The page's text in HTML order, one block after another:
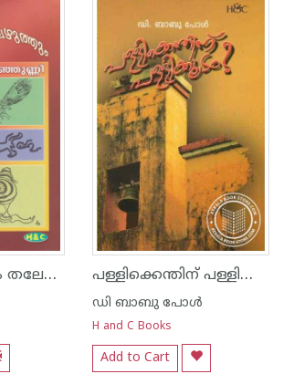
കൈയെഴുത്തും തലേലെഴുത്തും പള്ളിക്കെന്തിന്‌ പള്ളിക്കൂടം
ഡി ബാബു പോള്‍
H and C Books
Add to Cart